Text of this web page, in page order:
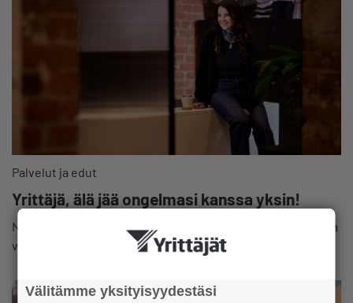
Palvelut ja edut
Yrittäjä, älä jää ongelmasi kanssa yksin!
Neuvontapalvelumme auttaa jäseniä maksutta esim. laki- ja
veroasioissa. Ota yhteyttä matalalla kynnyksellä.
Välitämme yksityisyydestäsi